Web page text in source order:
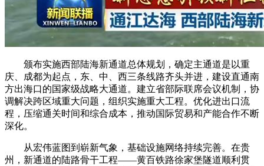
颁布实施西部陆海新通道总体规划，确定主通道是以重
庆、成都为起点，东、中、西三条线路齐头并进，建设直通南
方出海口的国家级战略大通道。建立省部际联席会议机制，协
调解决跨区域重大问题，组织实施重大工程。优化进出口流
程，压缩通关时间和综合成本，推动国际贸易和产能合作不断
深化。
从宏伟蓝图到崭新气象，基础设施网络持续完善。在贵
州，新通道的陆路骨干工程——黄百铁路徐家堡隧道顺利贯